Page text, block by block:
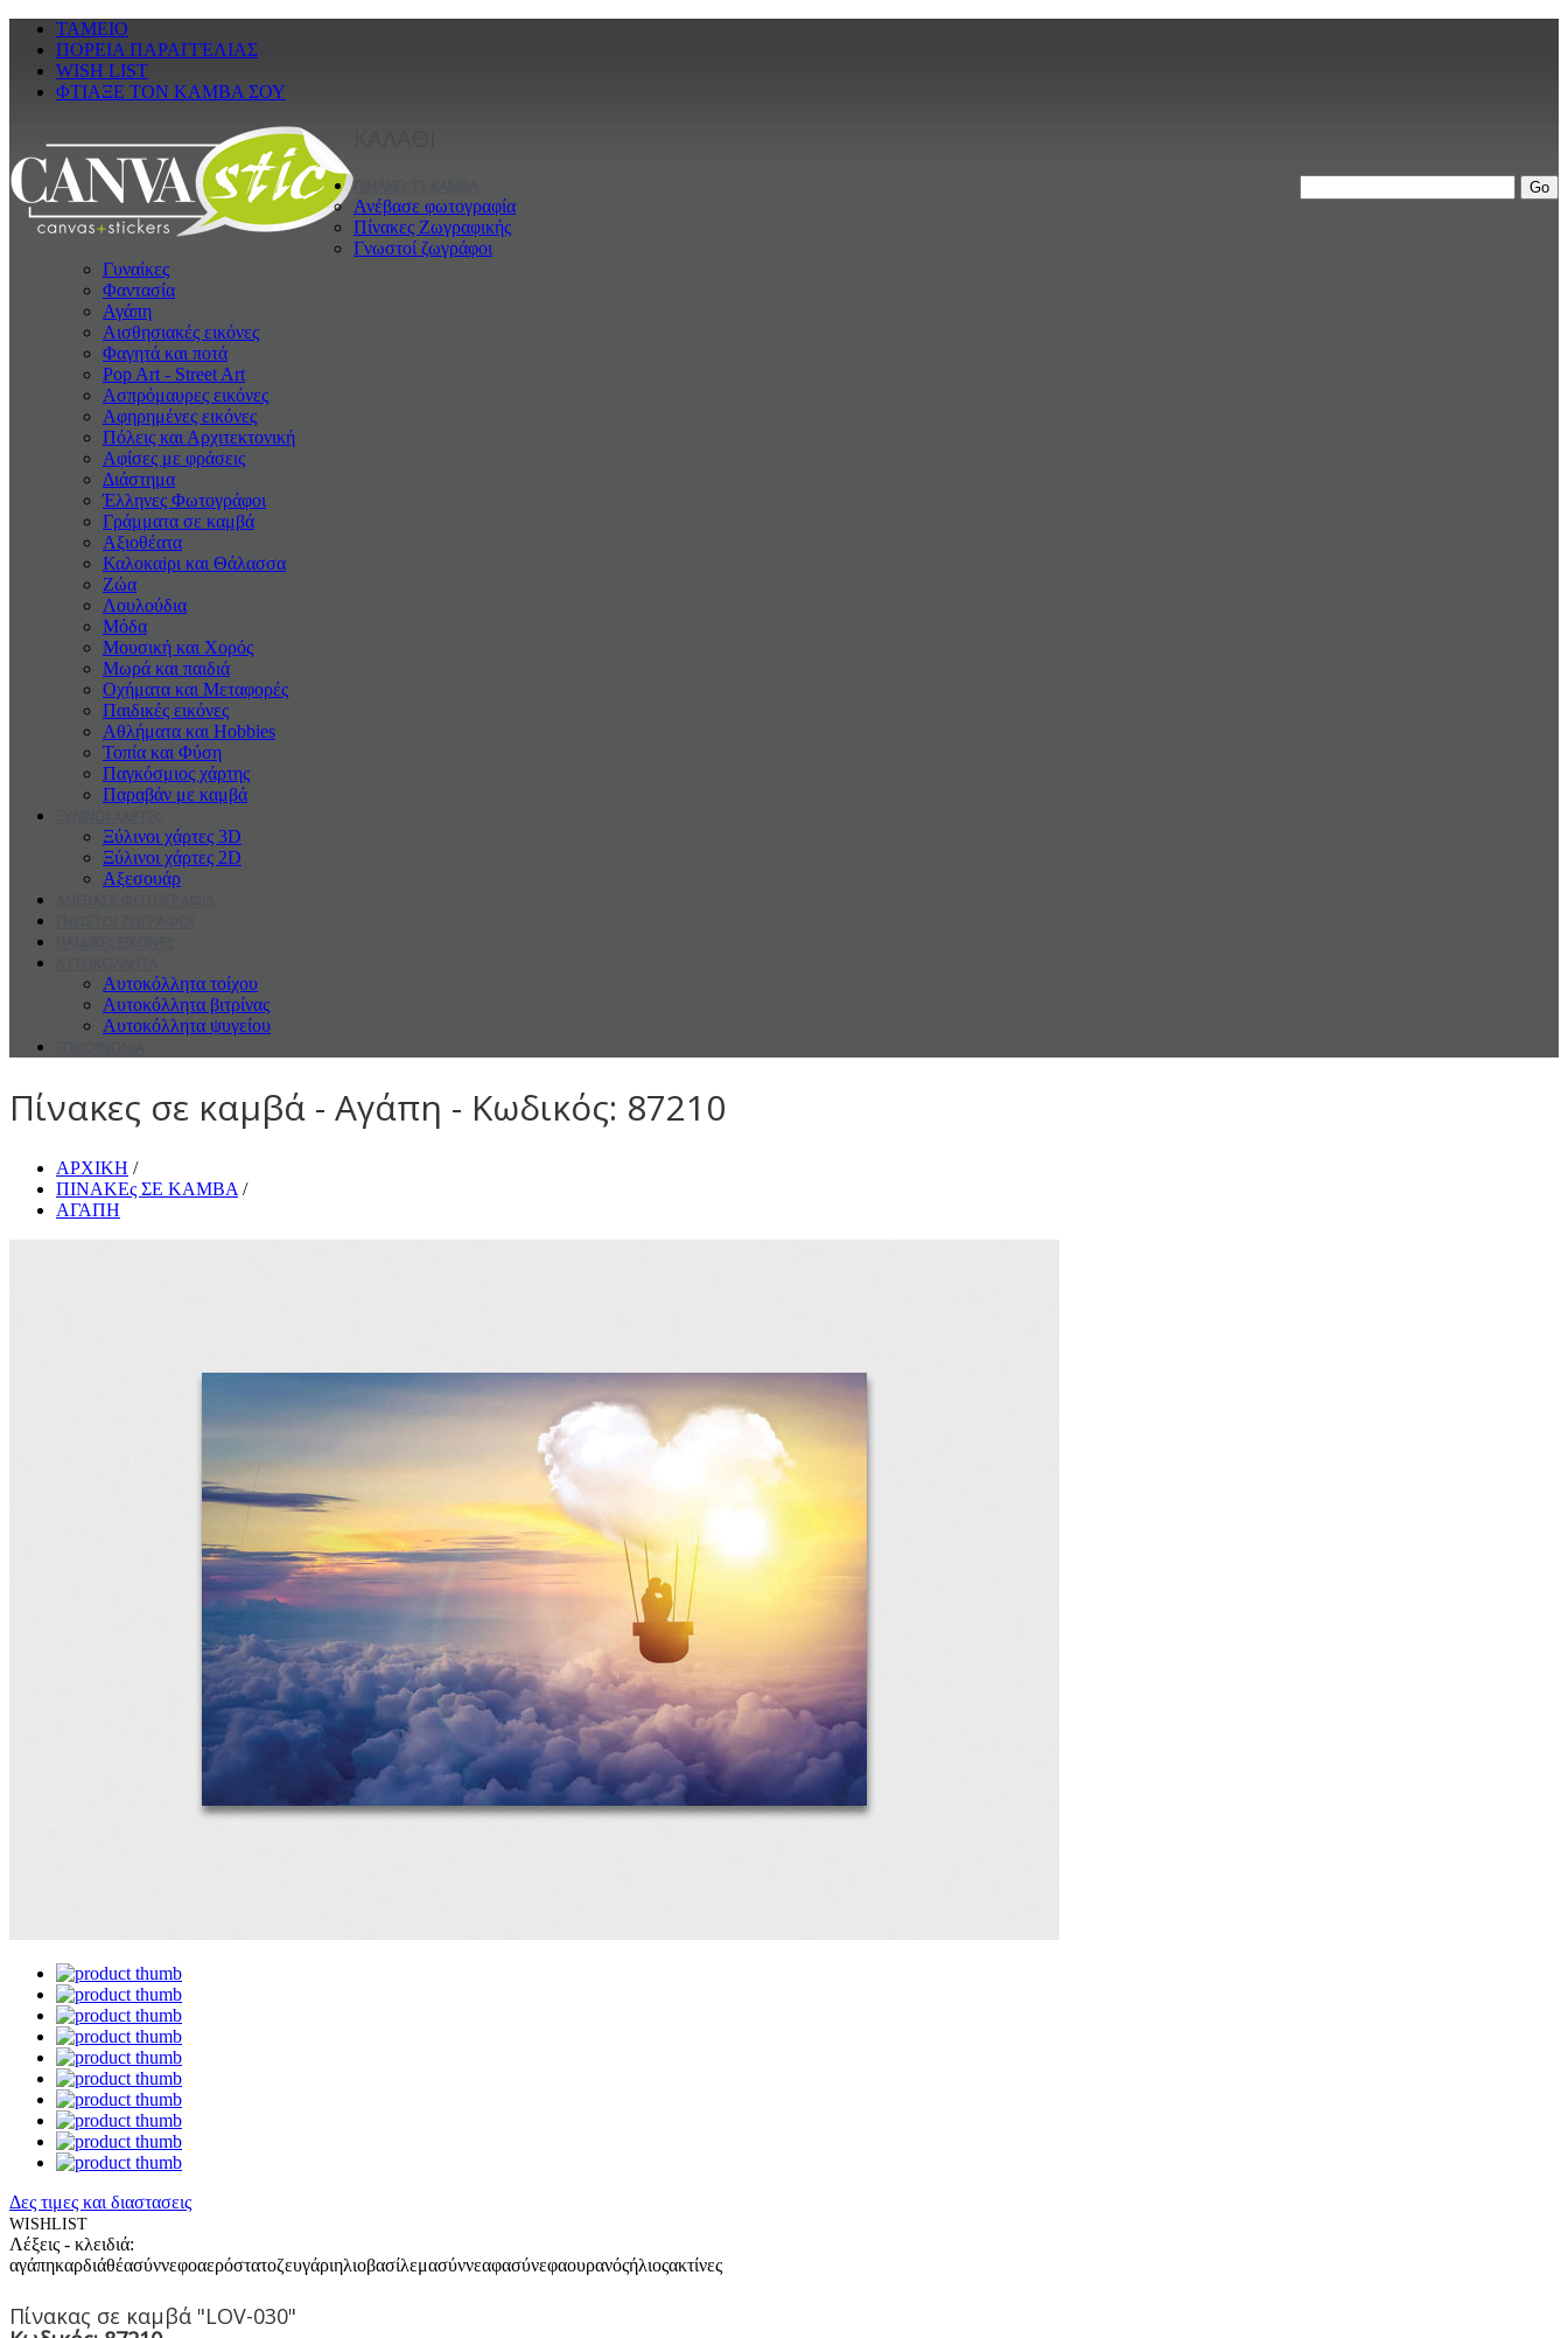
ΤΑΜΕΙΟ
ΠΟΡΕΙΑ ΠΑΡΑΓΓΕΛΙΑΣ
WISH LIST
ΦΤΙΑΞΕ ΤΟΝ ΚΑΜΒΑ ΣΟΥ
Ανέβασε φωτογραφία
Πίνακες Ζωγραφικής
Γνωστοί ζωγράφοι
Γυναίκες
Φαντασία
Αγάπη
Αισθησιακές εικόνες
Φαγητά και ποτά
Pop Art - Street Art
Ασπρόμαυρες εικόνες
Αφηρημένες εικόνες
Πόλεις και Αρχιτεκτονική
Αφίσες με φράσεις
Διάστημα
Έλληνες Φωτογράφοι
Γράμματα σε καμβά
Αξιοθέατα
Καλοκαiρι και Θάλασσα
Ζώα
Λουλούδια
Μόδα
Μουσική και Χορός
Μωρά και παιδιά
Οχήματα και Μεταφορές
Παιδικές εικόνες
Αθλήματα και Hobbies
Τοπία και Φύση
Παγκόσμιος χάρτης
Παραβάν με καμβά
Ξύλινοι χάρτες 3D
Ξύλινοι χάρτες 2D
Αξεσουάρ
Αυτοκόλλητα τοίχου
Αυτοκόλλητα βιτρίνας
Αυτοκόλλητα ψυγείου
Πίνακες σε καμβά - Αγάπη - Κωδικός: 87210
ΑΡΧΙΚΗ /
ΠΙΝΑΚΕς ΣΕ ΚΑΜΒΑ /
ΑΓΑΠΗ
Δες τιμες και διαστασεις
WISHLIST
Λέξεις - κλειδιά:
αγάπηκαρδιάθέασύννεφοαερόστατοζευγάριηλιοβασίλεμασύννεαφασύνεφαουρανόςήλιοςακτίνες
Πίνακας σε καμβά "LOV-030"